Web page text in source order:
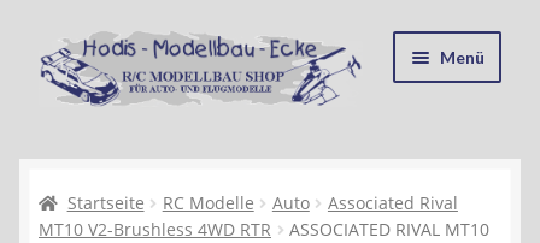
Zur
Navigation
springen
Zum
Inhalt
springen
Menü
KasseStartseite RC Modelle Auto
Associated Rival
MT10 V2-Brushless 4WD RTR
ASSOCIATED RIVAL MT10